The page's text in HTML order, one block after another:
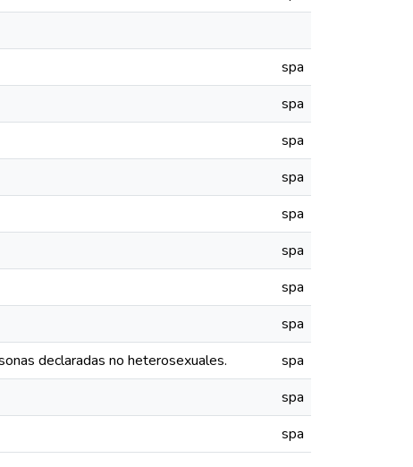
spa
spa
spa
spa
spa
spa
spa
spa
declaradas no heterosexuales.
spa
spa
spa